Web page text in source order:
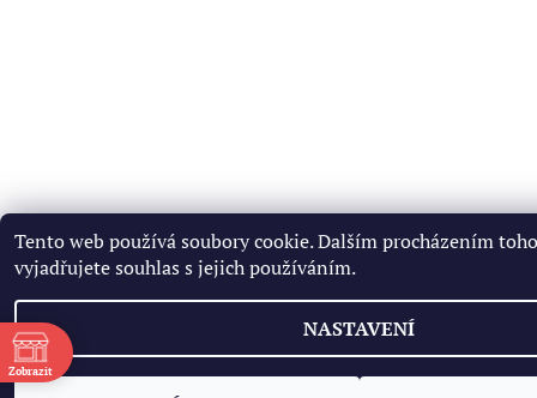
Zobrazit
Tento web používá soubory cookie. Dalším procházením
vyjadřujete souhlas s jejich používáním.
NASTAVENÍ